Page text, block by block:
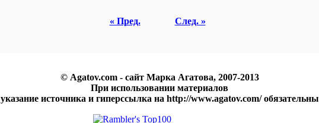
« Пред.
След. »
© Agatov.com - сайт Марка Агатова, 2007-2013
При использовании материалов
указание источника и гиперссылка на http://www.agatov.com/ обязательны